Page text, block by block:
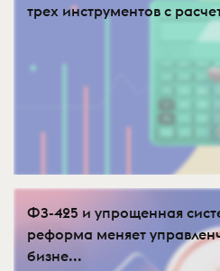
трех инструментов с
ФЗ-425 и упрощенная
реформа меняет
бизне...